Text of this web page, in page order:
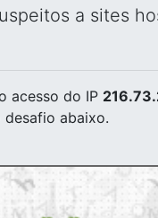
a sites
acesso do IP
desafio abaixo.